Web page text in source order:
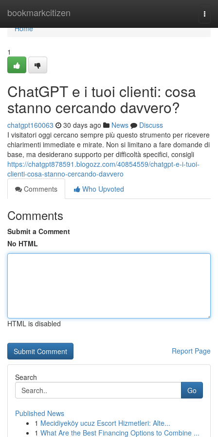
bookmarkcitizen
Home
Home
1
ChatGPT e i tuoi clienti: cosa
stanno cercando davvero?
chatgpt160063 30 days ago News
Discuss
I visitatori oggi cercano sempre più questo strumento per ricevere
chiarimenti immediate e mirate. Non si limitano a fare domande di
base, ma desiderano supporto per difficoltà specifici, consigli
https://chatgpt878591.blogozz.com/40854559/chatgpt-e-i-tuoi-
clienti-cosa-stanno-cercando-davvero
Comments
Who Upvoted
Comments
Submit a Comment
No HTML
HTML is disabled
Report Page
Search
Go
Published News
1 Mecidiyeköy ucuz Escort Hizmetleri: Alte...
1 What Are the Best Financing Options to Combine ...